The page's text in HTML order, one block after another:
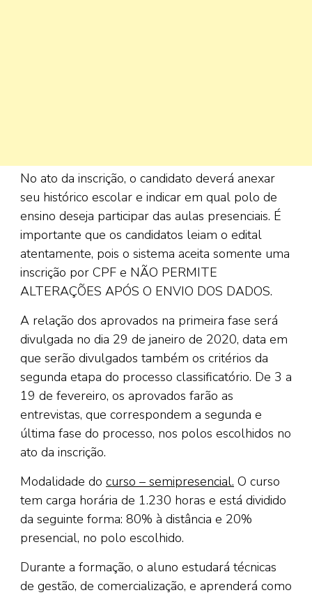
No ato da inscrição, o candidato deverá anexar
seu histórico escolar e indicar em qual polo de
ensino deseja participar das aulas presenciais. É
importante que os candidatos leiam o edital
atentamente, pois o sistema aceita somente uma
inscrição por CPF e NÃO PERMITE
ALTERAÇÕES APÓS O ENVIO DOS DADOS.
A relação dos aprovados na primeira fase será
divulgada no dia 29 de janeiro de 2020, data em
que serão divulgados também os critérios da
segunda etapa do processo classificatório. De 3 a
19 de fevereiro, os aprovados farão as
entrevistas, que correspondem a segunda e
última fase do processo, nos polos escolhidos no
ato da inscrição.
Modalidade do curso – semipresencial. O curso
tem carga horária de 1.230 horas e está dividido
da seguinte forma: 80% à distância e 20%
presencial, no polo escolhido.
Durante a formação, o aluno estudará técnicas
de gestão, de comercialização, e aprenderá como